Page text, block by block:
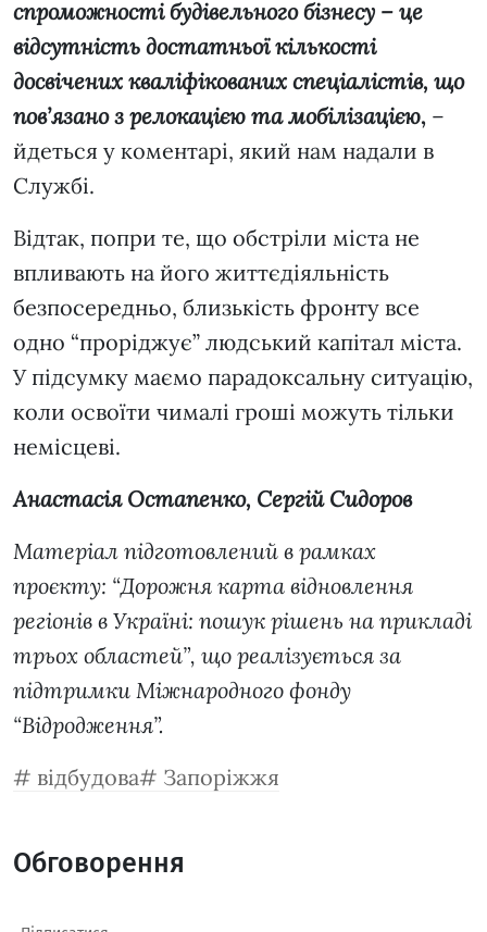
спроможності будівельного бізнесу – це
відсутність достатньої кількості
досвічених кваліфікованих спеціалістів, що
пов’язано з релокацією та мобілізацією, –
йдеться у коментарі, який нам надали в
Службі.
Відтак, попри те, що обстріли міста не
впливають на його життєдіяльність
безпосередньо, близькість фронту все
одно “проріджує” людський капітал міста.
У підсумку маємо парадоксальну ситуацію,
коли освоїти чималі гроші можуть тільки
немісцеві.
Анастасія Остапенко, Сергій Сидоров
Матеріал підготовлений в рамках
проєкту: “Дорожня карта відновлення
регіонів в Україні: пошук рішень на прикладі
трьох областей”, що реалізується за
підтримки Міжнародного фонду
“Відродження”.
відбудова
Запоріжжя
Обговорення